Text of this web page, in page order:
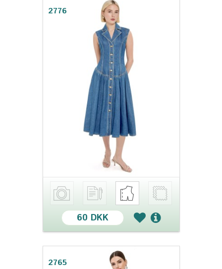
2776
60 DKK
2765